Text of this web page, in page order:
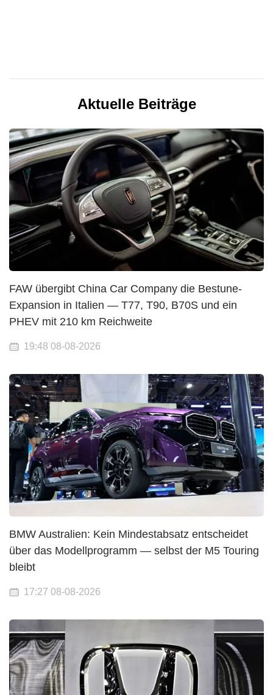
Aktuelle Beiträge
FAW übergibt China Car Company die Bestune-
Expansion in Italien — T77, T90, B70S und ein
PHEV mit 210 km Reichweite
19:48 08-08-2026
BMW Australien: Kein Mindestabsatz entscheidet
über das Modellprogramm — selbst der M5 Touring
bleibt
17:27 08-08-2026